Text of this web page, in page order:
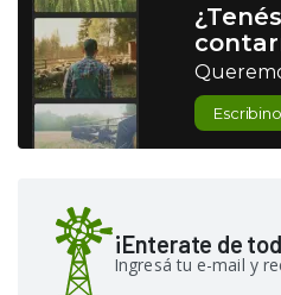
¡Enterate de
Ingresá tu e-mail y